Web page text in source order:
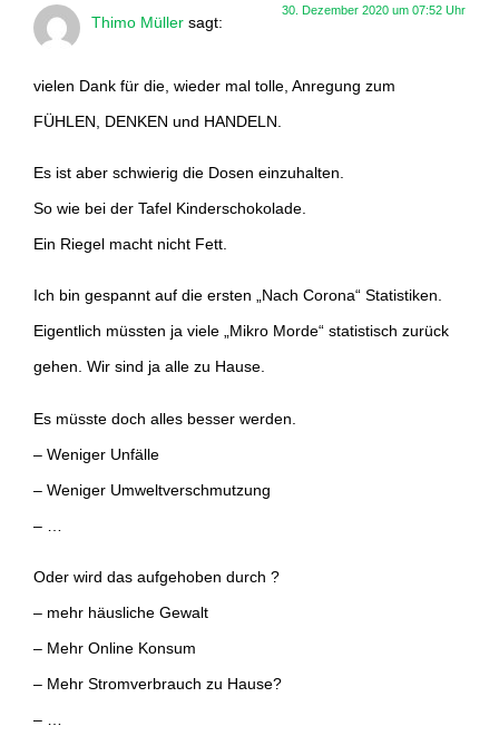
Thimo Müller sagt:
30. Dezember 2020 um 07:52 Uhr
vielen Dank für die, wieder mal tolle, Anregung zum
FÜHLEN, DENKEN und HANDELN.
Es ist aber schwierig die Dosen einzuhalten.
So wie bei der Tafel Kinderschokolade.
Ein Riegel macht nicht Fett.
Ich bin gespannt auf die ersten „Nach Corona“ Statistiken.
Eigentlich müssten ja viele „Mikro Morde“ statistisch zurück
gehen. Wir sind ja alle zu Hause.
Es müsste doch alles besser werden.
– Weniger Unfälle
– Weniger Umweltverschmutzung
– …
Oder wird das aufgehoben durch ?
– mehr häusliche Gewalt
– Mehr Online Konsum
– Mehr Stromverbrauch zu Hause?
– …